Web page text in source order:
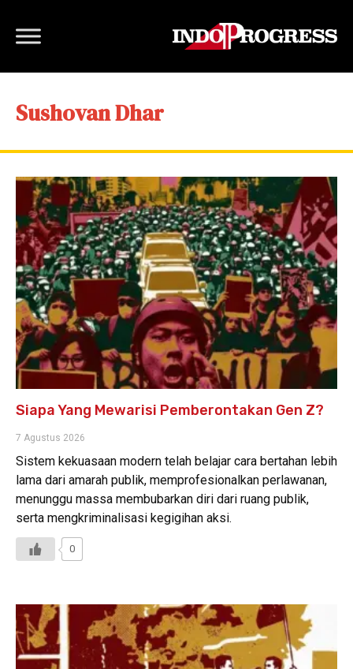
Sushovan Dhar
Siapa Yang Mewarisi Pemberontakan Gen Z?
7 Agustus 2026
Sistem kekuasaan modern telah belajar cara bertahan lebih
lama dari amarah publik, memprofesionalkan perlawanan,
menunggu massa membubarkan diri dari ruang publik,
serta mengkriminalisasi kegigihan aksi.
0